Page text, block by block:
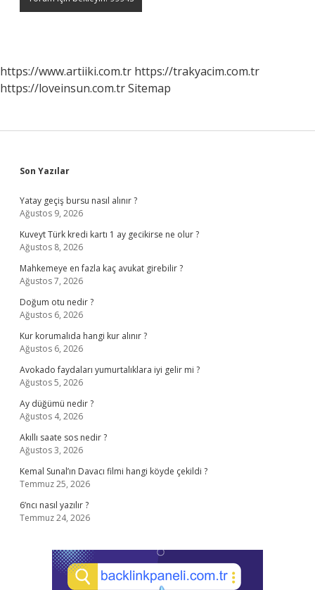
https://www.artiiki.com.tr https://trakyacim.com.tr
https://loveinsun.com.trSitemap
Sidebar
Son Yazılar
Yatay geçiş bursu nasıl alınır ?
Ağustos 9, 2026
Kuveyt Türk kredi kartı 1 ay gecikirse ne olur ?
Ağustos 8, 2026
Mahkemeye en fazla kaç avukat girebilir ?
Ağustos 7, 2026
Doğum otu nedir ?
Ağustos 6, 2026
Kur korumalıda hangi kur alınır ?
Ağustos 6, 2026
Avokado faydaları yumurtalıklara iyi gelir mi ?
Ağustos 5, 2026
Ay düğümü nedir ?
Ağustos 4, 2026
Akıllı saate sos nedir ?
Ağustos 3, 2026
Kemal Sunal’ın Davacı filmi hangi köyde çekildi ?
Temmuz 25, 2026
6’ncı nasıl yazılır ?
Temmuz 24, 2026